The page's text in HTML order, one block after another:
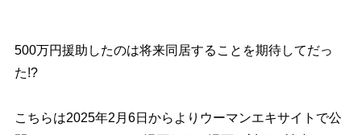
500万円援助したのは将来同居することを期待してだっ
た!?
こちらは2025年2月6日からよりウーマンエキサイトで公